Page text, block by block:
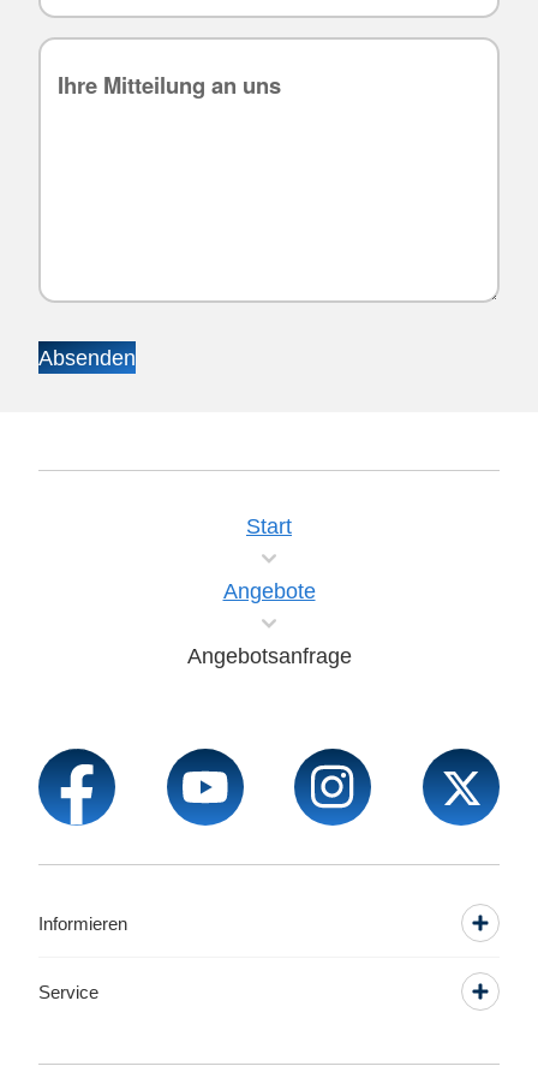
Absenden
Start
Angebote
Angebotsanfrage
Informieren
Service